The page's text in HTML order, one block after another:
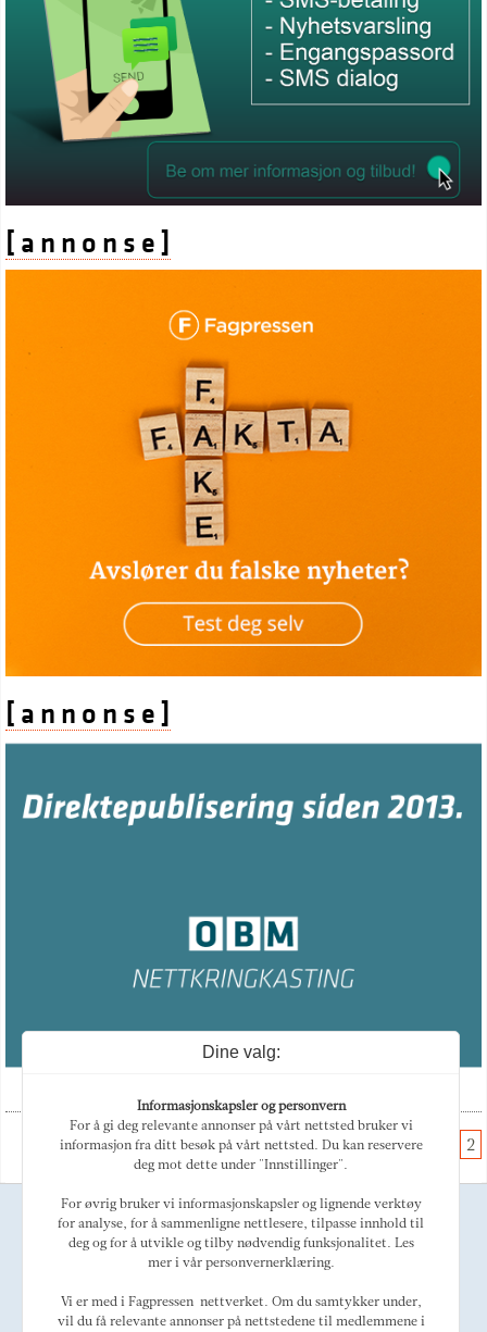
[ a n n o n s e ]
[ a n n o n s e ]
2
Ansvarlig redaktør
Magne Otterdal
Kulturredaktør
Tellef Øgrim
Marked
Alexey Golovin
Dine valg:
Informasjonskapsler og personvern
For å gi deg relevante annonser på vårt nettsted bruker vi
informasjon fra ditt besøk på vårt nettsted. Du kan reservere
deg mot dette under "Innstillinger".
For øvrig bruker vi informasjonskapsler og lignende verktøy
for analyse, for å sammenligne nettlesere, tilpasse innhold til
deg og for å utvikle og tilby nødvendig funksjonalitet. Les
mer i vår personvernerklæring.
Vi er med i Fagpressen-nettverket. Om du samtykker under,
vil du få relevante annonser på nettstedene til medlemmene i